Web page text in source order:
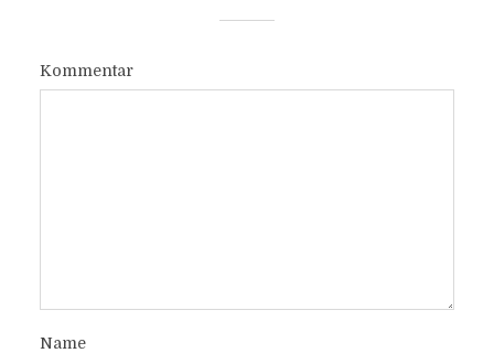
Kommentar
Name